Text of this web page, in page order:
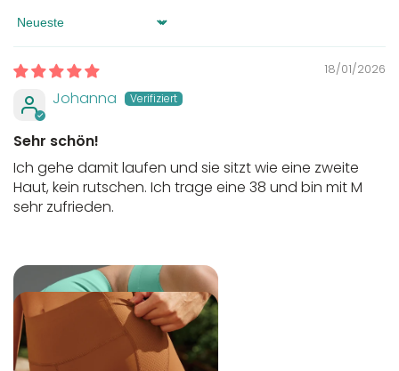
Sort by
18/01/2026
Johanna
Sehr schön!
Ich gehe damit laufen und sie sitzt wie eine zweite
Haut, kein rutschen. Ich trage eine 38 und bin mit M
sehr zufrieden.